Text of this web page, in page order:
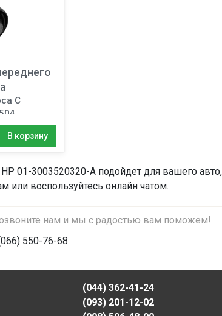
C
В корзину
HP 01-3003520320-A подойдет для вашего
или воспользуйтесь онлайн чатом.
нам и мы с радостью вам поможем!
550-76-68
(044) 362-41-24
(093) 201-12-02